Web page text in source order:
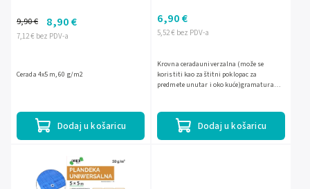
7,12 € bez PDV-a
9,90 € 8,90 €
Dodaj u košaricu
Cerada 4x5 m, 60 g/m2
5,52 € bez PDV-a
6,90 €
Dodaj u košaricu
Krovna ceradauniverzalna (može se
koristiti kao zaštitni poklopac za
predmete unutar i oko kuće)gramatura
izdržljivone apsorbira UV...